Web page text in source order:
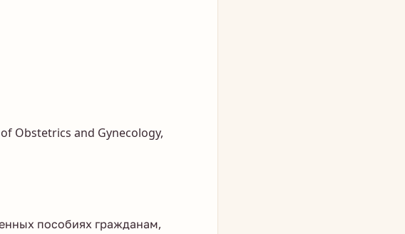
Obstetrics and Gynecology,
пособиях гражданам,